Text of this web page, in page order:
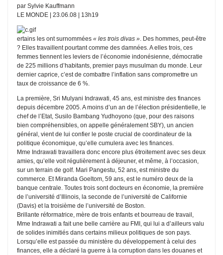
par Sylvie Kauffmann
LE MONDE | 23.06.08 | 13h19
ertains les ont surnommées « les trois divas » . Des hommes, peut-être
? Elles travaillent pourtant comme des damnées. A elles trois, ces
femmes tiennent les leviers de l’économie indonésienne, démocratie
de 225 millions d’habitants, premier pays musulman du monde. Leur
dernier caprice, c’est de combattre l’inflation sans compromettre un
taux de croissance de 6 %.
La première, Sri Mulyani Indrawati, 45 ans, est ministre des finances
depuis décembre 2005. A moins d’un an de l’élection présidentielle, le
chef de l’Etat, Susilo Bambang Yudhoyono (que, pour des raisons
bien compréhensibles, on appelle généralement SBY), un ancien
général, vient de lui confier le poste crucial de coordinateur de la
politique économique, qu’elle cumulera avec les finances.
Mme Indrawati travaillera donc encore plus étroitement avec ses deux
amies, qu’elle voit régulièrement à déjeuner, et même, à l’occasion,
sur un terrain de golf. Mari Pangestu, 52 ans, est ministre du
commerce. Et Miranda Goeltom, 59 ans, est le numéro deux de la
banque centrale. Toutes trois sont docteurs en économie, la première
de l’université d’Illinois, la seconde de l’université de Californie
(Davis) et la troisième de l’université de Boston.
Brillante réformatrice, mère de trois enfants et bourreau de travail,
Mme Indrawati a fait une belle carrière au FMI, qui lui a d’ailleurs valu
de solides inimitiés dans certains milieux politiques de son pays.
Lorsqu’elle est passée du ministère du développement à celui des
finances, elle a déclaré la guerre à la corruption dans les douanes et